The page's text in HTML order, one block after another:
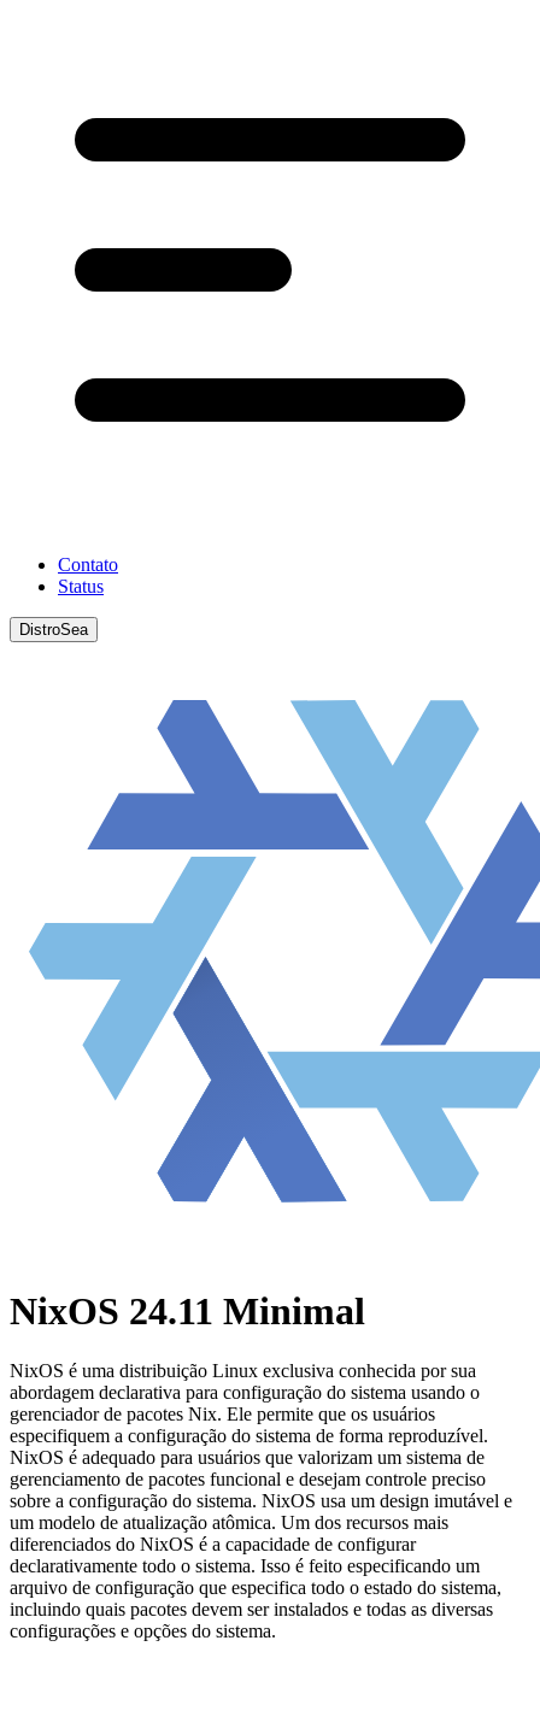
Contato
Status
DistroSea
NixOS 24.11 Minimal
NixOS é uma distribuição Linux exclusiva conhecida por sua
abordagem declarativa para configuração do sistema usando o
gerenciador de pacotes Nix. Ele permite que os usuários
especifiquem a configuração do sistema de forma reproduzível.
NixOS é adequado para usuários que valorizam um sistema de
gerenciamento de pacotes funcional e desejam controle preciso
sobre a configuração do sistema. NixOS usa um design imutável e
um modelo de atualização atômica. Um dos recursos mais
diferenciados do NixOS é a capacidade de configurar
declarativamente todo o sistema. Isso é feito especificando um
arquivo de configuração que especifica todo o estado do sistema,
incluindo quais pacotes devem ser instalados e todas as diversas
configurações e opções do sistema.